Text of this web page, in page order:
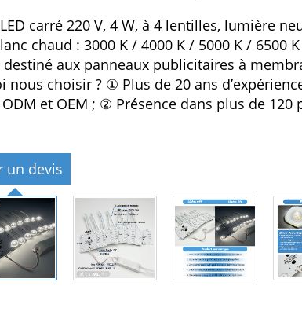
carré 220 V, 4 W, à 4 lentilles, lumière
chaud : 3000 K / 4000 K / 5000 K / 6500
destiné aux panneaux publicitaires à
nous choisir ? ① Plus de 20 ans
et OEM ; ② Présence dans plus de 120
un devis